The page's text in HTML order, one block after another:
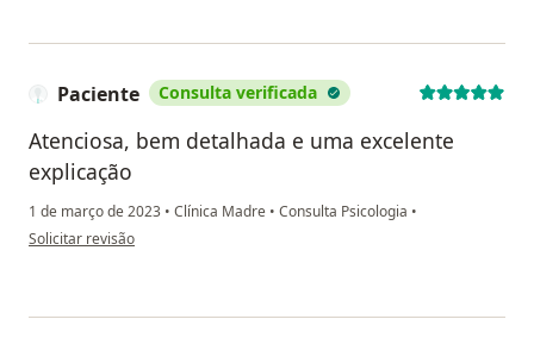
Paciente Consulta verificada
Atenciosa, bem detalhada e uma excelente
explicação
1 de março de 2023 • Clínica Madre • Consulta Psicologia •
na opinião do utilizador Paciente
Solicitar revisão